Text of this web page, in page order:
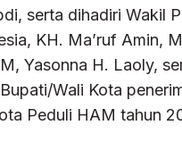
serta dihadiri Wakil
KH. Ma’ruf Amin,
Yasonna H. Laoly,
Wali Kota
Peduli HAM tahun